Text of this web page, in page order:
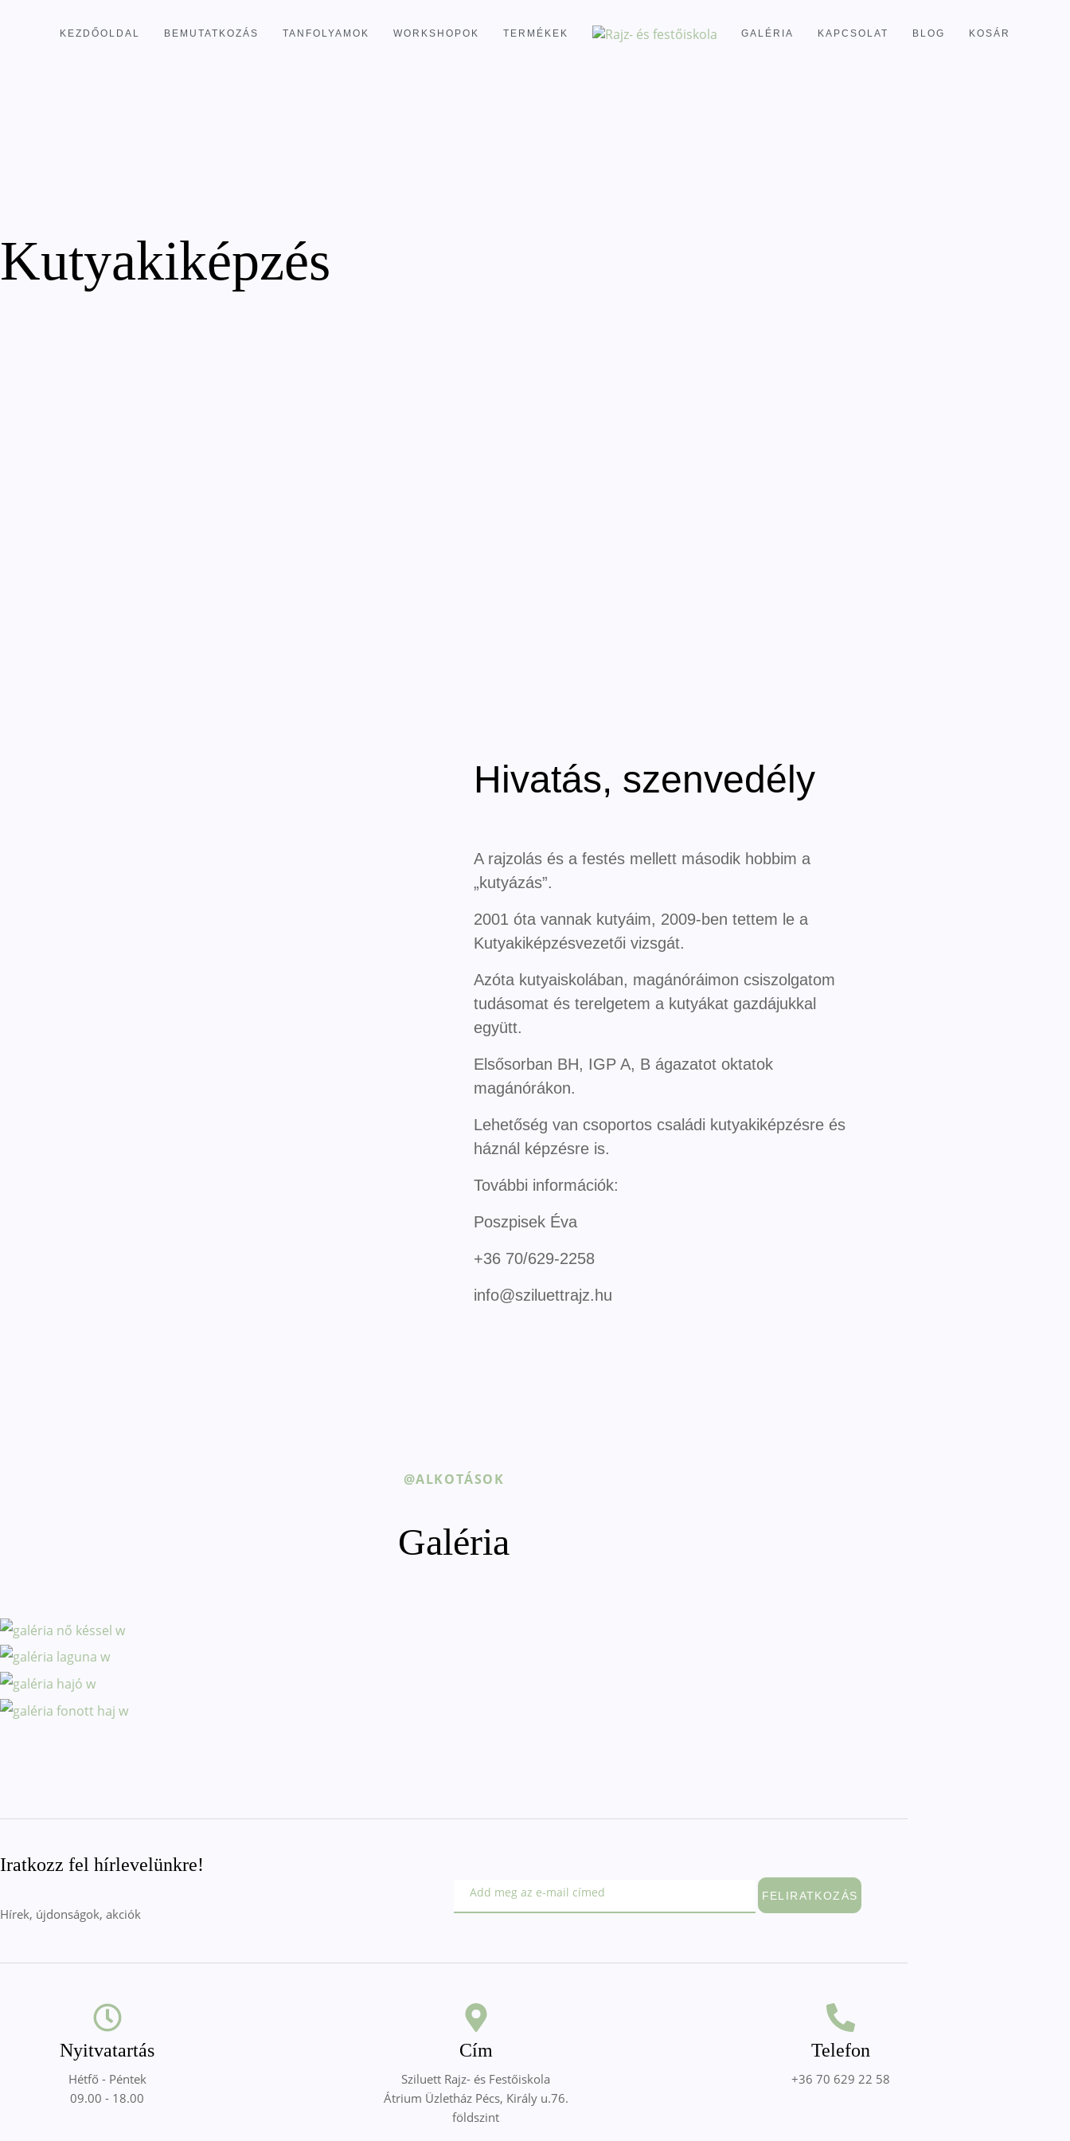
KEZDŐOLDAL BEMUTATKOZÁS TANFOLYAMOK WORKSHOPOK TERMÉKEK GALÉRIA KAPCSOLAT BLOG KOSÁR
Kutyakiképzés
Hivatás, szenvedély
A rajzolás és a festés mellett második hobbim a
„kutyázás”.
2001 óta vannak kutyáim, 2009-ben tettem le a
Kutyakiképzésvezetői vizsgát.
Azóta kutyaiskolában, magánóráimon csiszolgatom
tudásomat és terelgetem a kutyákat gazdájukkal
együtt.
Elsősorban BH, IGP A, B ágazatot oktatok
magánórákon.
Lehetőség van csoportos családi kutyakiképzésre és
háznál képzésre is.
További információk:
Poszpisek Éva
+36 70/629-2258
info@sziluettrajz.hu
@ALKOTÁSOK
Galéria
Iratkozz fel hírlevelünkre!
Hírek, újdonságok, akciók
FELIRATKOZÁS
Nyitvatartás
Hétfő - Péntek
09.00 - 18.00
Cím
Sziluett Rajz- és Festőiskola
Átrium Üzletház Pécs, Király u.76.
földszint
Telefon
+36 70 629 22 58